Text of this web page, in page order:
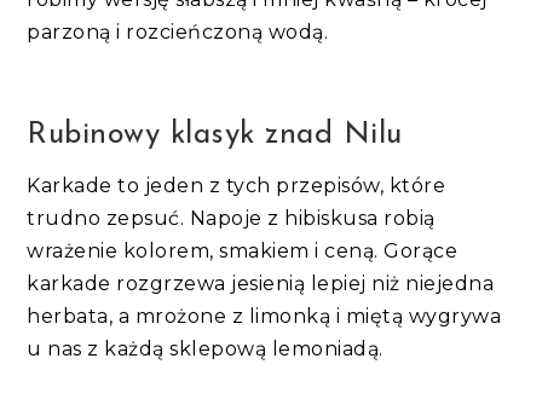
parzoną i rozcieńczoną wodą.
Rubinowy klasyk znad Nilu
Karkade to jeden z tych przepisów, które
trudno zepsuć. Napoje z hibiskusa robią
wrażenie kolorem, smakiem i ceną. Gorące
karkade rozgrzewa jesienią lepiej niż niejedna
herbata, a mrożone z limonką i miętą wygrywa
u nas z każdą sklepową lemoniadą.